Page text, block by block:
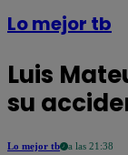
Lo mejor tb
Luis
su
Lo mejor tb a las 21:38